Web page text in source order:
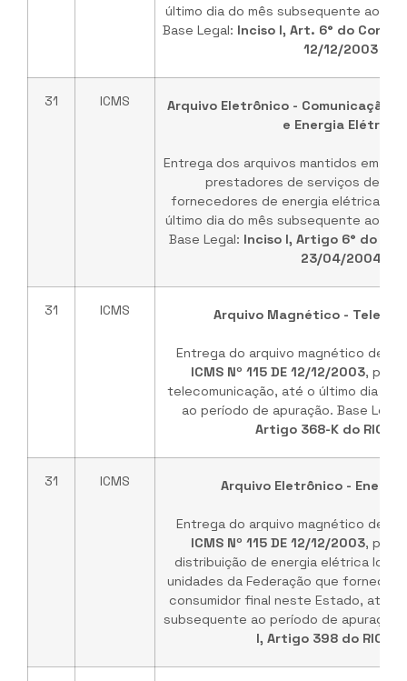
último dia do mês subsequente ao
Base Legal: Inciso I, Art. 6° do
12/12/2003
31 ICMS
Arquivo Eletrônico - Comunicação,
e Energia Elétrica
Entrega dos arquivos mantidos em
prestadores de serviços de
fornecedores de energia elétrica,
último dia do mês subsequente ao
Base Legal: Inciso I, Artigo 6° do
23/04/2004
31 ICMS Arquivo Magnético -
Entrega do arquivo magnético
ICMS Nº 115 DE 12/12/2003,
telecomunicação, até o último dia do
ao período de apuração. Base
Artigo 368-K do
31 ICMS Arquivo Eletrônico -
Entrega do arquivo magnético
ICMS Nº 115 DE 12/12/2003,
distribuição de energia elétrica
unidades da Federação que
consumidor final neste Estado, até o
subsequente ao período de apuração.
I, Artigo 398 do